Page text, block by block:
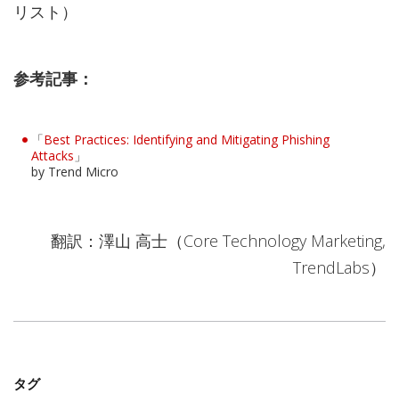
リスト）
参考記事：
「Best Practices: Identifying and Mitigating Phishing
Attacks 」
by Trend Micro
翻訳：澤山 高士（Core Technology Marketing,
TrendLabs）
タグ